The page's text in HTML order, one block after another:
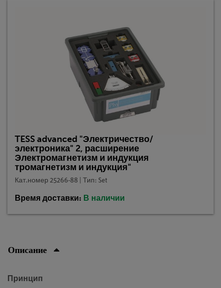
TESS advanced "Электричество/
электроника" 2, расширение
Электромагнетизм и индукция
тромагнетизм и индукция"
Кат.номер 25266-88 | Тип: Set
Время доставки: В наличии
Описание
Принцип